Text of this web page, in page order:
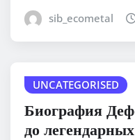
sib_ecometal
UNCATEGORISED
Биография
до